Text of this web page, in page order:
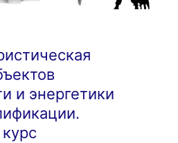
и энергетики